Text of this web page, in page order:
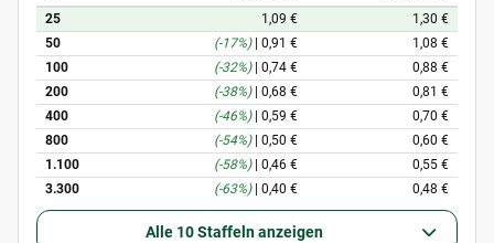
25
1,09 €
1,30 €
50
(-17%) 0,91 €
1,08 €
100
(-32%) 0,74 €
0,88 €
200
(-38%) 0,68 €
0,81 €
400
(-46%) 0,59 €
0,70 €
800
(-54%) 0,50 €
0,60 €
1.100
(-58%) 0,46 €
0,55 €
3.300
(-63%) 0,40 € 0,48 €
Alle 10 Staffeln anzeigen